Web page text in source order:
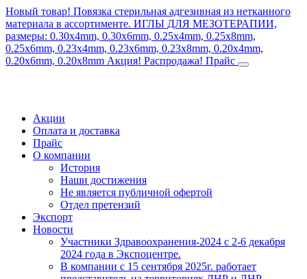
Новый товар! Повязка стерильная адгезивная из нетканного
материала в ассортименте. ИГЛЫ ДЛЯ МЕЗОТЕРАПИИ,
размеры: 0.30x4mm, 0.30x6mm, 0.25x4mm, 0.25x8mm,
0.25x6mm, 0.23x4mm, 0.23x6mm, 0.23x8mm, 0.20x4mm,
0.20x6mm, 0.20x8mm Акция! Распродажа! Прайс
Акции
Оплата и доставка
Прайс
О компании
История
Наши достижения
Не является публичной офертой
Отдел претензий
Экспорт
Новости
Участники Здравоохранения-2024 с 2-6 декабря
2024 года в Экспоцентре.
В компании с 15 сентября 2025г. работает